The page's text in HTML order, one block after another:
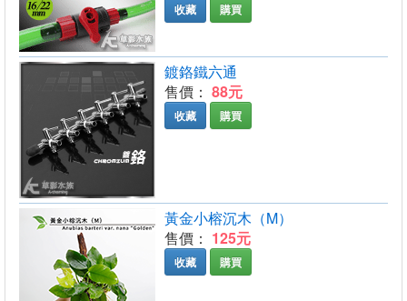
收藏 購買
鍍鉻鐵六通
售價： 88元
收藏 購買
黃金小榕沉木（M）
售價： 125元
收藏 購買